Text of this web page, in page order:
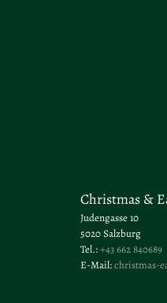
Christmas &
Judengasse 10
5020 Salzburg
Tel.:+43 662 840689
E-Mail:christmas-